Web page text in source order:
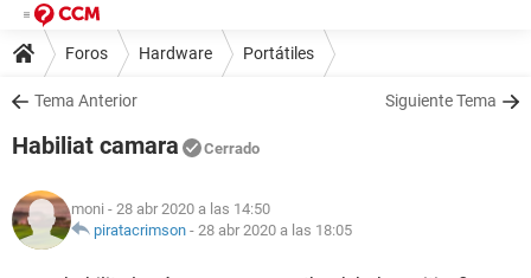
Foros Hardware Portátiles
Tema Anterior Siguiente Tema
Habiliat camara Cerrado
moni - 28 abr 2020 a las 14:50
piratacrimson - 28 abr 2020 a las 18:05